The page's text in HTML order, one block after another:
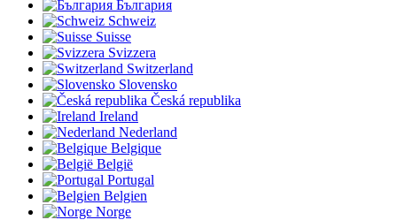
България
Schweiz
Suisse
Svizzera
Switzerland
Slovensko
Česká republika
Ireland
Nederland
Belgique
België
Portugal
Belgien
Norge